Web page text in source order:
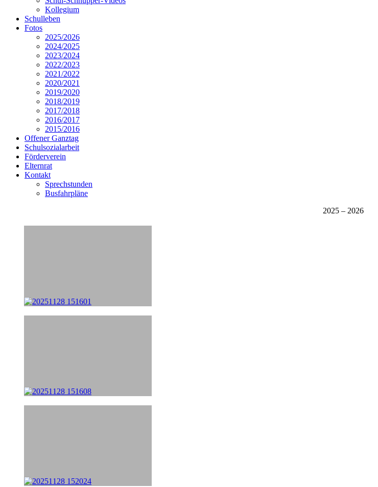
Kollegium
Schulleben
Fotos
2025/2026
2024/2025
2023/2024
2022/2023
2021/2022
2020/2021
2019/2020
2018/2019
2017/2018
2016/2017
2015/2016
Offener Ganztag
Schulsozialarbeit
Förderverein
Elternrat
Kontakt
Sprechstunden
Busfahrpläne
2025 – 2026